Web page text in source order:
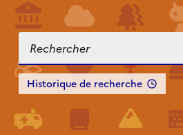
Historique de recherche